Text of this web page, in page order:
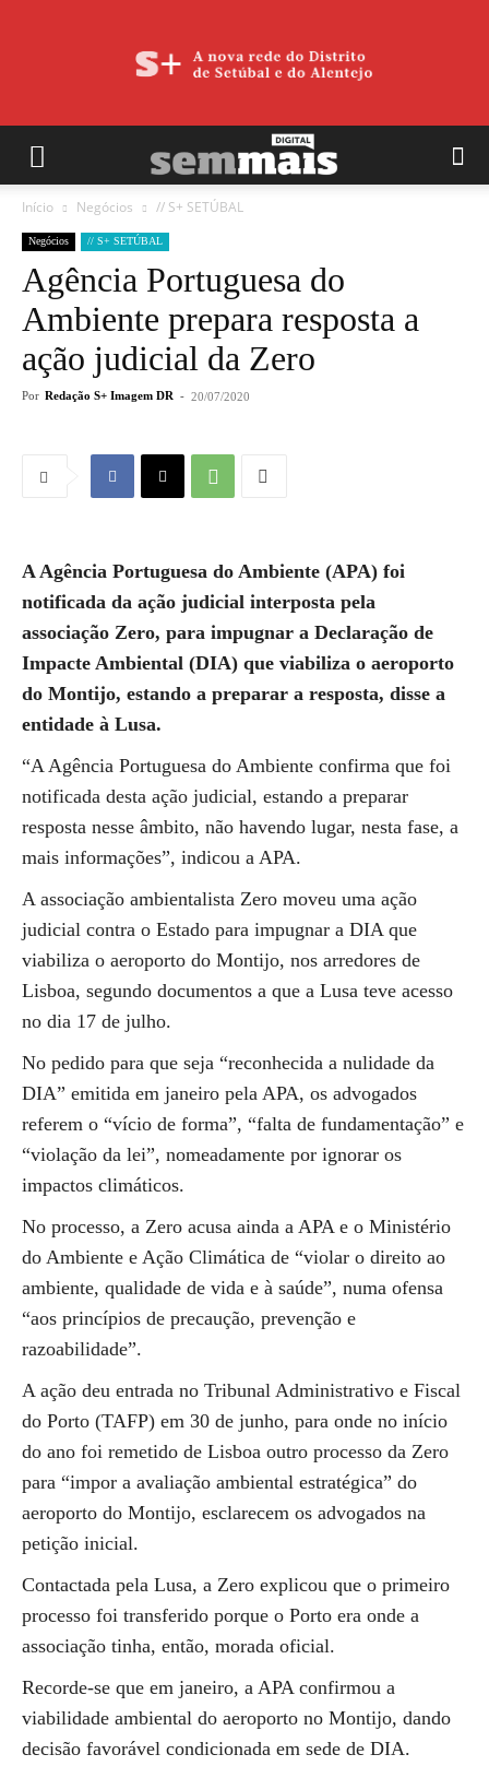
Início Negócios // S+ SETÚBAL
Negócios // S+ SETÚBAL
Agência Portuguesa do
Ambiente prepara resposta a
ação judicial da Zero
Por Redação S+ Imagem DR - 20/07/2020
A Agência Portuguesa do Ambiente (APA) foi
notificada da ação judicial interposta pela
associação Zero, para impugnar a Declaração de
Impacte Ambiental (DIA) que viabiliza o aeroporto
do Montijo, estando a preparar a resposta, disse a
entidade à Lusa.
“A Agência Portuguesa do Ambiente confirma que foi
notificada desta ação judicial, estando a preparar
resposta nesse âmbito, não havendo lugar, nesta fase, a
mais informações”, indicou a APA.
A associação ambientalista Zero moveu uma ação
judicial contra o Estado para impugnar a DIA que
viabiliza o aeroporto do Montijo, nos arredores de
Lisboa, segundo documentos a que a Lusa teve acesso
no dia 17 de julho.
No pedido para que seja “reconhecida a nulidade da
DIA” emitida em janeiro pela APA, os advogados
referem o “vício de forma”, “falta de fundamentação” e
“violação da lei”, nomeadamente por ignorar os
impactos climáticos.
No processo, a Zero acusa ainda a APA e o Ministério
do Ambiente e Ação Climática de “violar o direito ao
ambiente, qualidade de vida e à saúde”, numa ofensa
“aos princípios de precaução, prevenção e
razoabilidade”.
A ação deu entrada no Tribunal Administrativo e Fiscal
do Porto (TAFP) em 30 de junho, para onde no início
do ano foi remetido de Lisboa outro processo da Zero
para “impor a avaliação ambiental estratégica” do
aeroporto do Montijo, esclarecem os advogados na
petição inicial.
Contactada pela Lusa, a Zero explicou que o primeiro
processo foi transferido porque o Porto era onde a
associação tinha, então, morada oficial.
Recorde-se que em janeiro, a APA confirmou a
viabilidade ambiental do aeroporto no Montijo, dando
decisão favorável condicionada em sede de DIA.